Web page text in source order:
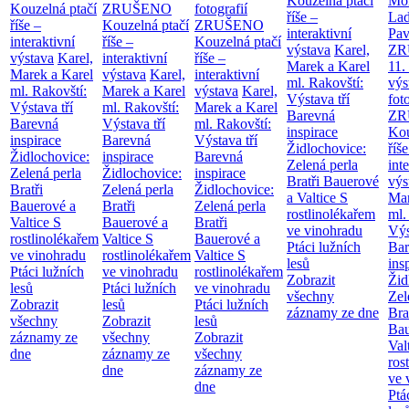
Kouzelná ptačí
říše –
interaktivní
výstava Karel,
Marek a Karel
ml. Rakovští:
Výstava tří
Barevná
inspirace
Židlochovice:
Zelená perla
Bratři
Bauerové a
Valtice S
rostlinolékařem
ve vinohradu
Ptáci lužních
lesů
Zobrazit
všechny
záznamy ze
dne
ZRUŠENO
Kouzelná ptačí
říše –
interaktivní
výstava Karel,
Marek a Karel
ml. Rakovští:
Výstava tří
Barevná
inspirace
Židlochovice:
Zelená perla
Bratři
Bauerové a
Valtice S
rostlinolékařem
ve vinohradu
Ptáci lužních
lesů
Zobrazit
všechny
záznamy ze
dne
fotografií
ZRUŠENO
Kouzelná ptačí
říše –
interaktivní
výstava Karel,
Marek a Karel
ml. Rakovští:
Výstava tří
Barevná
inspirace
Židlochovice:
Zelená perla
Bratři
Bauerové a
Valtice S
rostlinolékařem
ve vinohradu
Ptáci lužních
lesů
Zobrazit
všechny
záznamy ze
dne
říše –
interaktivní
výstava Karel,
Marek a Karel
ml. Rakovští:
Výstava tří
Barevná
inspirace
Židlochovice:
Zelená perla
Bratři Bauerové
a Valtice S
rostlinolékařem
ve vinohradu
Ptáci lužních
lesů
Zobrazit
všechny
záznamy ze dne
ml.
ve